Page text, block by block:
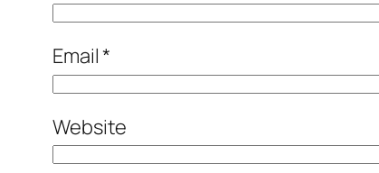
Email*
Website